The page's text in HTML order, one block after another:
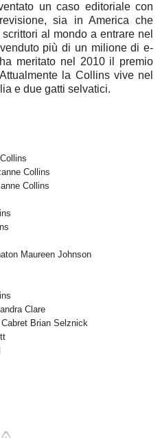
un caso editoriale con
sia in America che
al mondo a entrare nel
più di un milione di e-
meritato nel 2010 il premio
la Collins vive nel
e due gatti selvatici.
Collins
Collins
Maureen Johnson
Clare
Brian Selznick